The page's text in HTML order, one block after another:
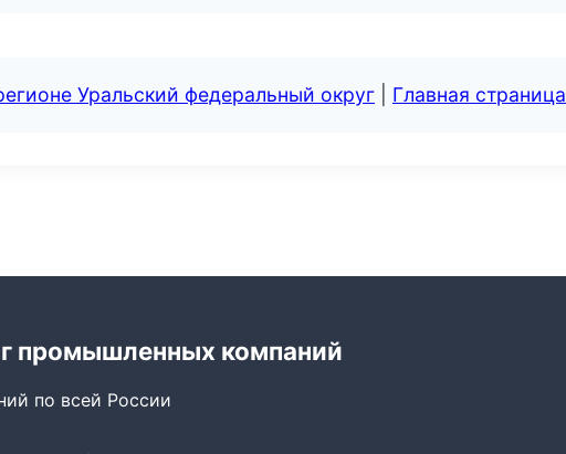
Уральский федеральный округ Главная страница
промышленных компаний
по всей России